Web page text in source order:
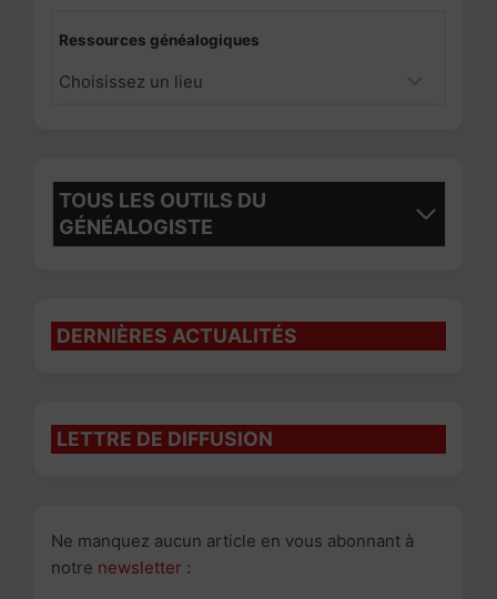
Ressources généalogiques
TOUS LES OUTILS DU
GÉNÉALOGISTE
DERNIÈRES ACTUALITÉS
LETTRE DE DIFFUSION
Ne manquez aucun article en vous abonnant à
notre newsletter :